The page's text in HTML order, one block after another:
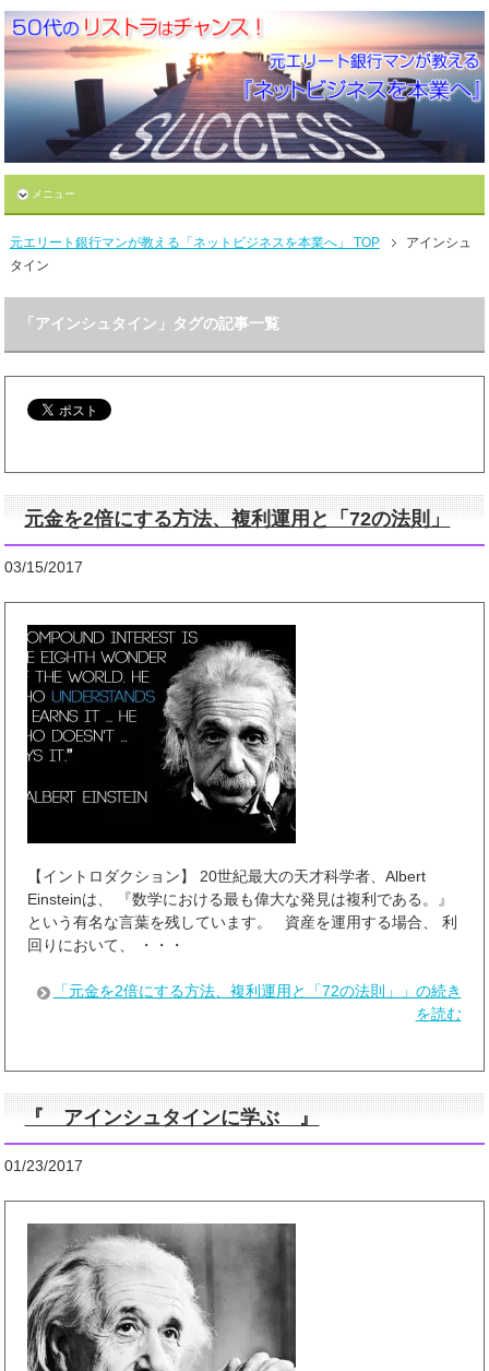
メニュー
元エリート銀行マンが教える「ネットビジネスを本業へ」 TOP
アインシュ
タイン
「アインシュタイン」タグの記事一覧
元金を2倍にする方法、複利運用と「72の法則」
03/15/2017
【イントロダクション】 20世紀最大の天才科学者、Albert
Einsteinは、 『数学における最も偉大な発見は複利である。』
という有名な言葉を残しています。 資産を運用する場合、 利
回りにおいて、 ・・・
「元金を2倍にする方法、複利運用と「72の法則」」の続き
を読む
『 アインシュタインに学ぶ 』
01/23/2017